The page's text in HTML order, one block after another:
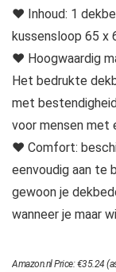
❤ Inhoud: 1
kussensloop 65 x
❤ Hoogwaardig
Het bedrukte
met
voor mensen met
❤ Comfort:
eenvoudig aan te
gewoon je
wanneer je maar
Amazon.nl Price:€35.24